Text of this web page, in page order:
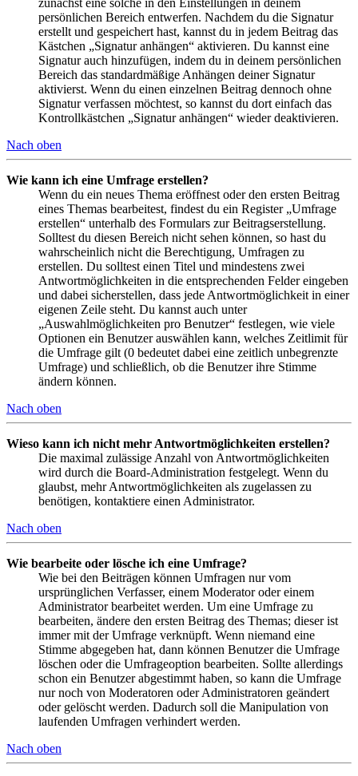
zunächst eine solche in den Einstellungen in deinem
persönlichen Bereich entwerfen. Nachdem du die Signatur
erstellt und gespeichert hast, kannst du in jedem Beitrag das
Kästchen „Signatur anhängen“ aktivieren. Du kannst eine
Signatur auch hinzufügen, indem du in deinem persönlichen
Bereich das standardmäßige Anhängen deiner Signatur
aktivierst. Wenn du einen einzelnen Beitrag dennoch ohne
Signatur verfassen möchtest, so kannst du dort einfach das
Kontrollkästchen „Signatur anhängen“ wieder deaktivieren.
Nach oben
Wie kann ich eine Umfrage erstellen?
Wenn du ein neues Thema eröffnest oder den ersten Beitrag
eines Themas bearbeitest, findest du ein Register „Umfrage
erstellen“ unterhalb des Formulars zur Beitragserstellung.
Solltest du diesen Bereich nicht sehen können, so hast du
wahrscheinlich nicht die Berechtigung, Umfragen zu
erstellen. Du solltest einen Titel und mindestens zwei
Antwortmöglichkeiten in die entsprechenden Felder eingeben
und dabei sicherstellen, dass jede Antwortmöglichkeit in einer
eigenen Zeile steht. Du kannst auch unter
„Auswahlmöglichkeiten pro Benutzer“ festlegen, wie viele
Optionen ein Benutzer auswählen kann, welches Zeitlimit für
die Umfrage gilt (0 bedeutet dabei eine zeitlich unbegrenzte
Umfrage) und schließlich, ob die Benutzer ihre Stimme
ändern können.
Nach oben
Wieso kann ich nicht mehr Antwortmöglichkeiten erstellen?
Die maximal zulässige Anzahl von Antwortmöglichkeiten
wird durch die Board-Administration festgelegt. Wenn du
glaubst, mehr Antwortmöglichkeiten als zugelassen zu
benötigen, kontaktiere einen Administrator.
Nach oben
Wie bearbeite oder lösche ich eine Umfrage?
Wie bei den Beiträgen können Umfragen nur vom
ursprünglichen Verfasser, einem Moderator oder einem
Administrator bearbeitet werden. Um eine Umfrage zu
bearbeiten, ändere den ersten Beitrag des Themas; dieser ist
immer mit der Umfrage verknüpft. Wenn niemand eine
Stimme abgegeben hat, dann können Benutzer die Umfrage
löschen oder die Umfrageoption bearbeiten. Sollte allerdings
schon ein Benutzer abgestimmt haben, so kann die Umfrage
nur noch von Moderatoren oder Administratoren geändert
oder gelöscht werden. Dadurch soll die Manipulation von
laufenden Umfragen verhindert werden.
Nach oben